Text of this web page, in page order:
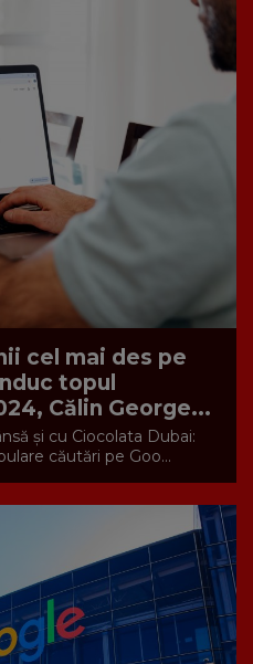
cel mai des pe
topul
Călin George...
și cu Ciocolata Dubai:
căutări pe Goo...